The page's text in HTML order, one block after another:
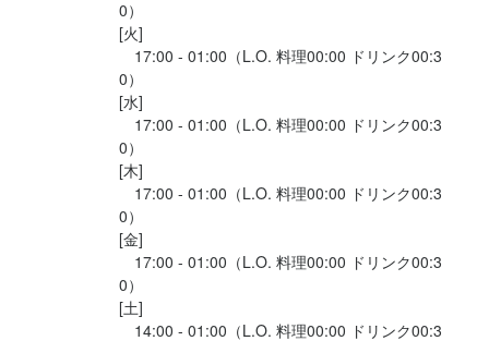
0）
[火]
17:00 - 01:00（L.O. 料理00:00 ドリンク00:3
0）
[水]
17:00 - 01:00（L.O. 料理00:00 ドリンク00:3
0）
[木]
17:00 - 01:00（L.O. 料理00:00 ドリンク00:3
0）
[金]
17:00 - 01:00（L.O. 料理00:00 ドリンク00:3
0）
[土]
14:00 - 01:00（L.O. 料理00:00 ドリンク00:3
■昇進年4回　4回/年
■交通費支給　上限3万円/一か月
まかない・食事補助あり
生産者への訪問研修あり
社内イベントあり(旅行、BBQ等)
資格取得支援あり
独立実績あり
未経験者歓迎
Uターン・Iターン歓迎
駅チカ(徒歩5分以内)